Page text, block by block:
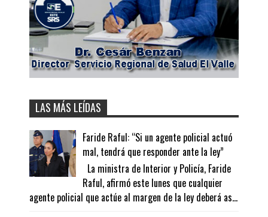
LAS MÁS LEÍDAS
Faride Raful: “Si un agente policial actuó
mal, tendrá que responder ante la ley”
La ministra de Interior y Policía, Faride
Raful, afirmó este lunes que cualquier
agente policial que actúe al margen de la ley deberá as...